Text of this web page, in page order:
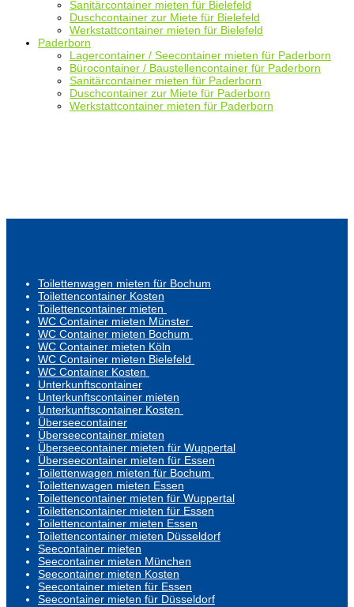
Sanitärcontainer mieten für Bielefeld
Duschcontainer zur Miete für Bielefeld
Werkstattcontainer mieten für Bielefeld
Paderborn
Lagercontainer / Seecontainer mieten für Paderborn
Bürocontainer / Baustellencontainer für Paderborn
Sanitärcontainer mieten für Paderborn
Duschcontainer zur Miete für Paderborn
Werkstattcontainer mieten für Paderborn
Toilettenwagen mieten für Bochum
Toilettencontainer Kosten
Toilettencontainer mieten
WC Container mieten Münster
WC Container mieten Bochum
WC Container mieten Köln
WC Container mieten Bielefeld
WC Container Kosten
Unterkunftscontainer
Unterkunftscontainer mieten
Unterkunftscontainer Kosten
Überseecontainer
Überseecontainer mieten
Überseecontainer mieten für Wuppertal
Überseecontainer mieten für Essen
Toilettenwagen mieten für Bochum
Toilettenwagen mieten Essen
Toilettencontainer mieten für Wuppertal
Toilettencontainer mieten für Essen
Toilettencontainer mieten Essen
Toilettencontainer mieten Düsseldorf
Seecontainer mieten
Seecontainer mieten München
Seecontainer mieten Kosten
Seecontainer mieten für Essen
Seecontainer mieten für Düsseldorf